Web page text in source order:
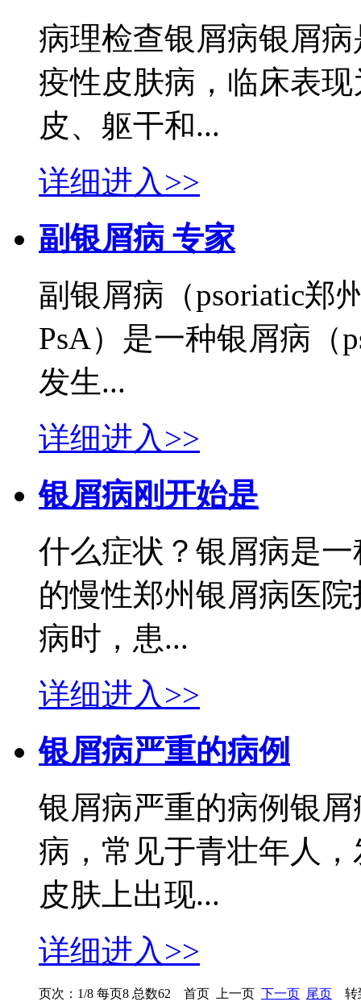
病理检查银屑病银屑
疫性皮肤病，临床表
皮、躯干和...
详细进入>>
副银屑病 专家
副银屑病（psoriatic郑
PsA）是一种银屑病（
发生...
详细进入>>
银屑病刚开始是
什么症状？银屑病是
的慢性郑州银屑病医
病时，患...
详细进入>>
银屑病严重的病例
银屑病严重的病例银
病，常见于青壮年人
皮肤上出现...
详细进入>>
页次：1/8 每页8 总数62 首页 上一页 下一页 尾页 转